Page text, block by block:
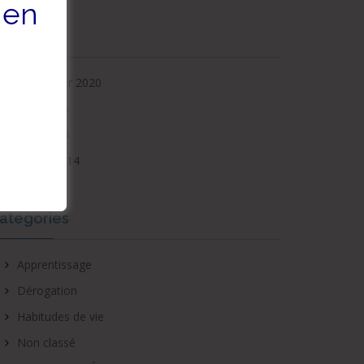
December 2020
March 2014
Apprentissage
Dérogation
Habitudes de vie
Non classé